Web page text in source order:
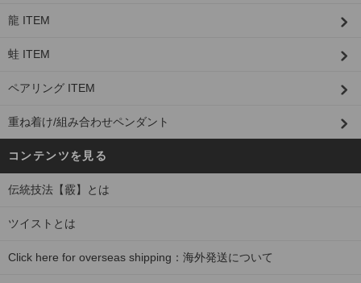
龍 ITEM
蛙 ITEM
ペアリング ITEM
重ね着け/組み合わせペンダント
コンテンツを見る
伝統技法【霰】とは
ツイストとは
Click here for overseas shipping：海外発送について